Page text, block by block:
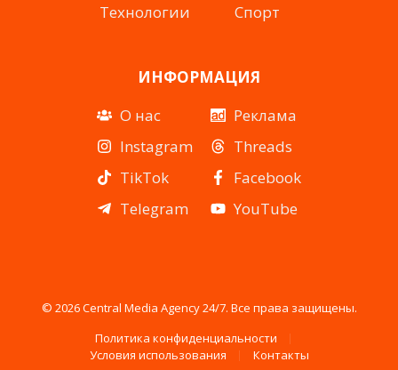
Технологии
Спорт
ИНФОРМАЦИЯ
О нас
Instagram
TikTok
Telegram
Реклама
Threads
Facebook
YouTube
© 2026 Central Media Agency 24/7. Все права защищены.
Политика конфиденциальности
Условия использования
Контакты